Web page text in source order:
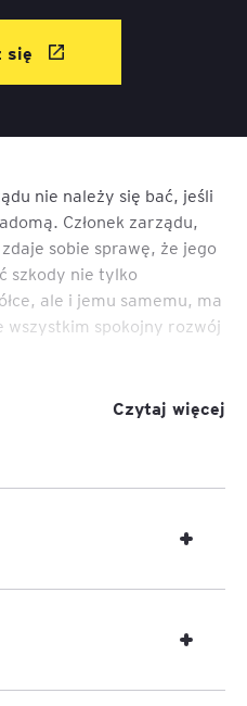
nie należy się bać, jeśli
Członek zarządu,
sobie sprawę, że jego
szkody nie tylko
ale i jemu samemu, ma
wszystkim spokojny rozwój
Czytaj więcej
się